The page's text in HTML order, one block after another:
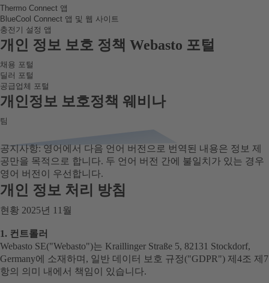
Thermo Connect 앱
Webasto Thermo Connect 앱 개인정보 보호정책
BlueCool Connect 앱 및 웹 사이트
Webasto BlueCool Connect 앱 및 웹사이트 개인정보 보호정책
충전기 설정 앱
Webasto 충전기 설치 앱 개인 정보 보호 정책
개인 정보 보호 정책 Webasto 포털
채용 포털
Webasto Job Portal 개인 정보 보호 정책
딜러 포털
Webasto Dealer Portal 개인 정보 보호 정책
공급업체 포털
Webasto Supplier Portal 개인 정보 보호 정책
개인정보 보호정책 웨비나
팀
공지사항: 영어에서 다음 언어 버전으로 번역된 내용은 정보 제
공만을 목적으로 합니다. 두 언어 버전 간에 불일치가 있는 경우
영어 버전이 우선합니다.
개인 정보 처리 방침
현황 2025년 11월
1. 컨트롤러
Webasto SE("Webasto")는 Kraillinger Straße 5, 82131 Stockdorf,
Germany에 소재하며, 일반 데이터 보호 규정("GDPR") 제4조 제7
항의 의미 내에서 책임이 있습니다.